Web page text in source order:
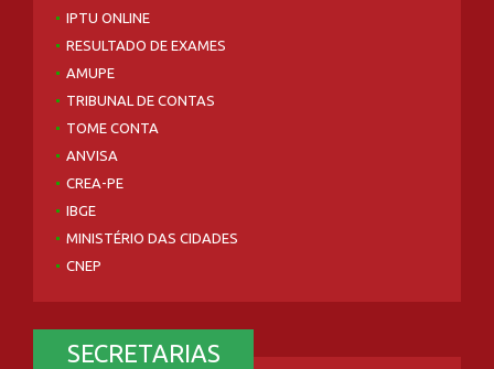
IPTU ONLINE
RESULTADO DE EXAMES
AMUPE
TRIBUNAL DE CONTAS
TOME CONTA
ANVISA
CREA-PE
IBGE
MINISTÉRIO DAS CIDADES
CNEP
SECRETARIAS